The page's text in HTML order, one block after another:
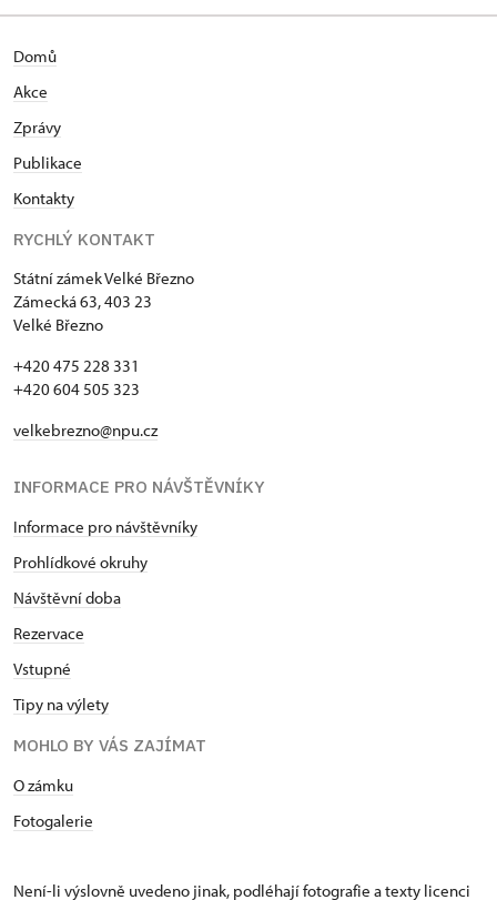
Domů
Akce
Zprávy
Publikace
Kontakty
RYCHLÝ KONTAKT
Státní zámek Velké Březno
Zámecká 63, 403 23
Velké Březno
+420 475 228 331
+420 604 505 323
velkebrezno@npu.cz
INFORMACE PRO NÁVŠTĚVNÍKY
Informace pro návštěvníky
Prohlídkové okruhy
Návštěvní doba
Rezervace
Vstupné
Tipy na výlety
MOHLO BY VÁS ZAJÍMAT
O zámku
Fotogalerie
Není-li výslovně uvedeno jinak, podléhají fotografie a texty licenci